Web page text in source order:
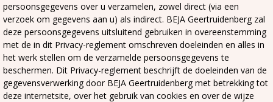
persoonsgegevens over u verzamelen, zowel direct (via een
verzoek om gegevens aan u) als indirect. BEJA Geertruidenberg zal
deze persoonsgegevens uitsluitend gebruiken in overeenstemming
met de in dit Privacy-reglement omschreven doeleinden en alles in
het werk stellen om de verzamelde persoonsgegevens te
beschermen. Dit Privacy-reglement beschrijft de doeleinden van de
gegevensverwerking door BEJA Geertruidenberg met betrekking tot
deze internetsite, over het gebruik van cookies en over de wijze